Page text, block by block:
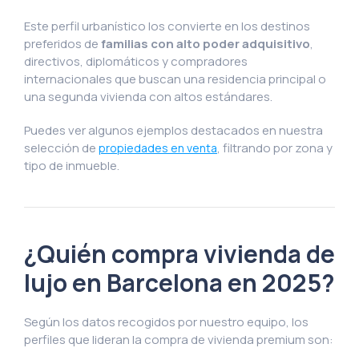
Este perfil urbanístico los convierte en los destinos
preferidos defamilias con alto poder adquisitivo,
directivos, diplomáticos y compradores
internacionales que buscan una residencia principal o
una segunda vivienda con altos estándares.
Puedes ver algunos ejemplos destacados en nuestra
selección de propiedades en venta, filtrando por zona y
tipo de inmueble.
¿Quién compra vivienda de
lujo en Barcelona en 2025?
Según los datos recogidos por nuestro equipo, los
perfiles que lideran la compra de vivienda premium son: